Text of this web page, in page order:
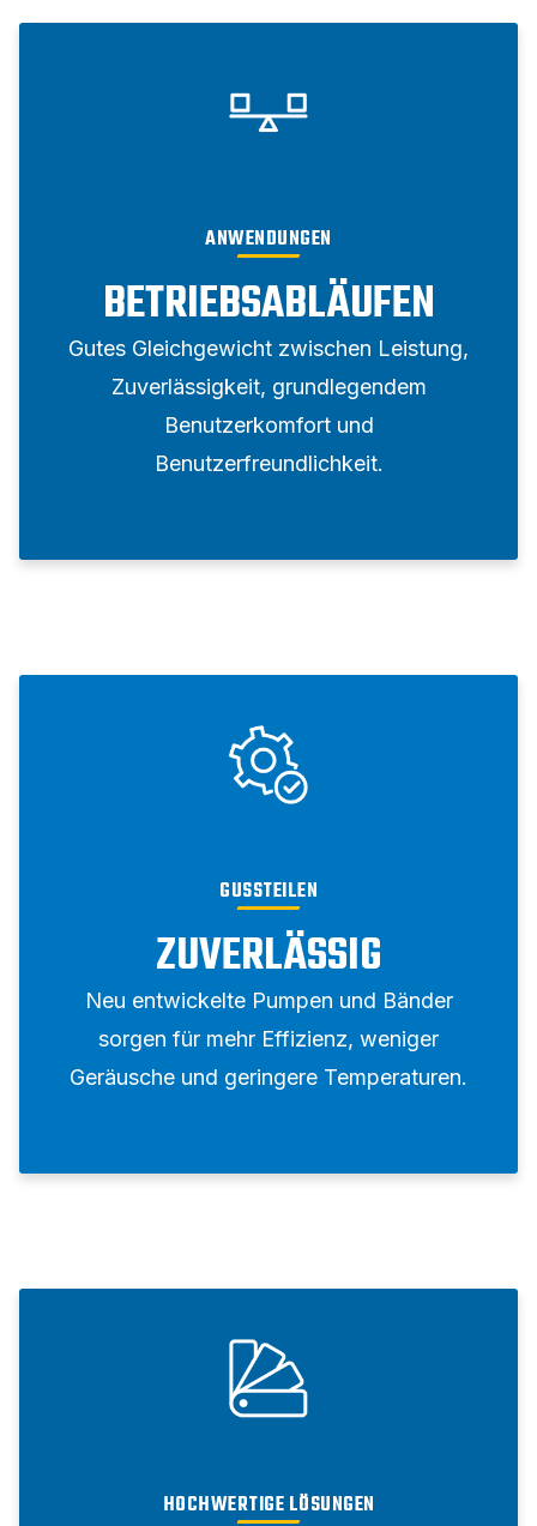
ANWENDUNGEN
BETRIEBSABLÄUFEN
Gutes Gleichgewicht zwischen Leistung,
Zuverlässigkeit, grundlegendem
Benutzerkomfort und
Benutzerfreundlichkeit.
GUSSTEILEN
ZUVERLÄSSIG
Neu entwickelte Pumpen und Bänder
sorgen für mehr Effizienz, weniger
Geräusche und geringere Temperaturen.
HOCHWERTIGE LÖSUNGEN